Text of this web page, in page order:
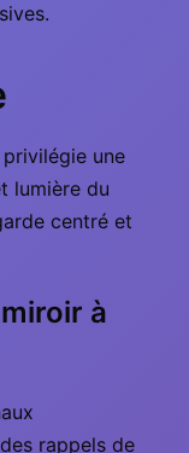
une
lumière du
centré et
à
rappels de